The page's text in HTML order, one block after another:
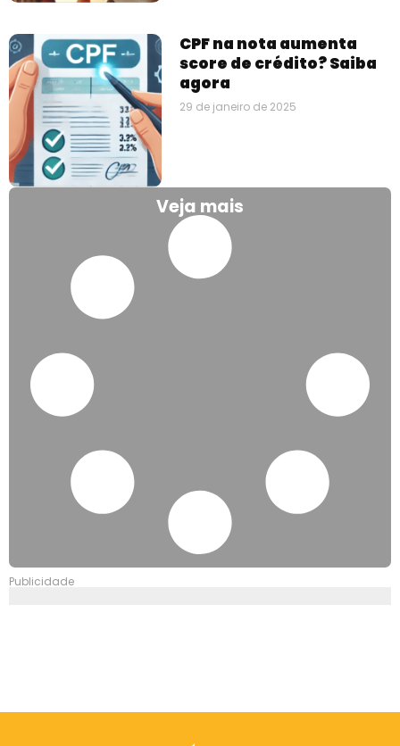
CPF na nota aumenta
score de crédito? Saiba
agora
29 de janeiro de 2025
Veja mais
Publicidade